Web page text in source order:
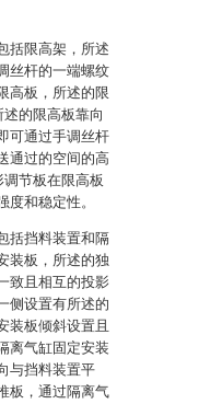
括限高架，所述
丝杆的一端螺纹
高板，所述的限
的限高板靠向
可通过手调丝杆
通过的空间的高
节板在限高板
和稳定性。
括挡料装置和隔
装板，所述的独
致且相互的投影
侧设置有所述的
装板倾斜设置且
离气缸固定安装
与挡料装置平
板，通过隔离气